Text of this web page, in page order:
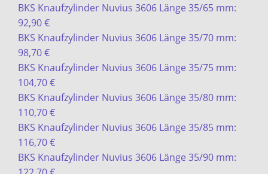
BKS Knaufzylinder Nuvius 3606 Länge 35/65 mm:
92,90 €
BKS Knaufzylinder Nuvius 3606 Länge 35/70 mm:
98,70 €
BKS Knaufzylinder Nuvius 3606 Länge 35/75 mm:
104,70 €
BKS Knaufzylinder Nuvius 3606 Länge 35/80 mm:
110,70 €
BKS Knaufzylinder Nuvius 3606 Länge 35/85 mm:
116,70 €
BKS Knaufzylinder Nuvius 3606 Länge 35/90 mm: